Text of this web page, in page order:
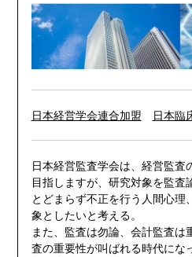
日本経営学会連合加盟 日本臨
日本経営監査学会は、経営監査
目指しますが、研究対象を監査
とどまらず不正を行う人間心理
象としたいと考える。
また、監査は勿論、会計監査は
査の重要性が叫ばれる時代にな